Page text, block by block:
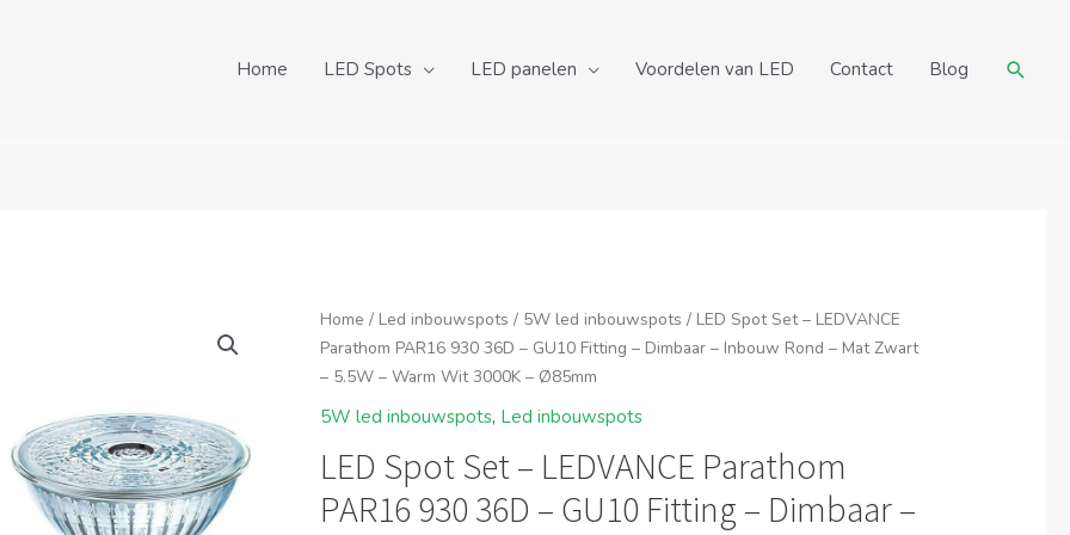
Home LED Spots LED panelen Voordelen van LED Contact Blog
Home / Led inbouwspots / 5W led inbouwspots / LED Spot Set – LEDVANCE
Parathom PAR16 930 36D – GU10 Fitting – Dimbaar – Inbouw Rond – Mat Zwart
– 5.5W – Warm Wit 3000K – Ø85mm
5W led inbouwspots, Led inbouwspots
LED Spot Set – LEDVANCE Parathom
PAR16 930 36D – GU10 Fitting – Dimbaar –